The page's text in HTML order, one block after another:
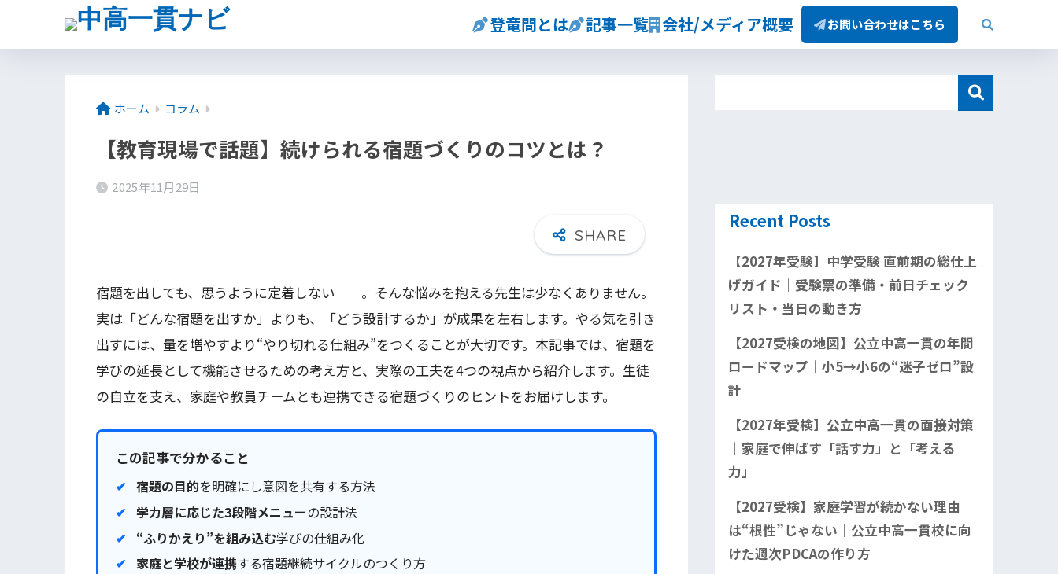
登竜問とは 記事一覧 会社/メディア概要 お問い合わせはこちら
ホーム コラム
【教育現場で話題】続けられる宿題づくりのコツとは？
2025年11月29日
宿題を出しても、思うように定着しない──。そんな悩みを抱える先生は少なくありません。
実は「どんな宿題を出すか」よりも、「どう設計するか」が成果を左右します。やる気を引き
出すには、量を増やすより“やり切れる仕組み”をつくることが大切です。本記事では、宿題を
学びの延長として機能させるための考え方と、実際の工夫を4つの視点から紹介します。生徒
の自立を支え、家庭や教員チームとも連携できる宿題づくりのヒントをお届けします。
この記事で分かること
宿題の目的を明確にし意図を共有する方法
学力層に応じた3段階メニューの設計法
“ふりかえり”を組み込む学びの仕組み化
家庭と学校が連携する宿題継続サイクルのつくり方
Recent Posts
【2027年受験】中学受験 直前期の総仕上
げガイド｜受験票の準備・前日チェック
リスト・当日の動き方
【2027受検の地図】公立中高一貫の年間
ロードマップ｜小5→小6の“迷子ゼロ”設
計
【2027年受検】公立中高一貫の面接対策
｜家庭で伸ばす「話す力」と「考える
力」
【2027受検】家庭学習が続かない理由
は“根性”じゃない｜公立中高一貫校に向
けた週次PDCAの作り方